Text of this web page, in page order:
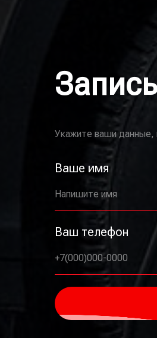
Укажите ваши данные,
Ваше имя
Напишите имя
Ваш телефон
+7(000)000-0000